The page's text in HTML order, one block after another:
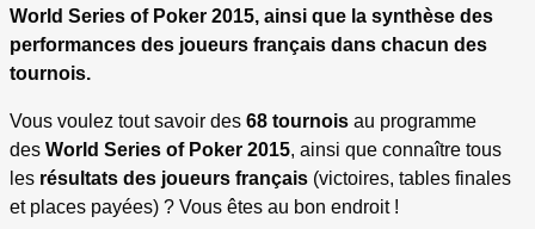
World Series of Poker 2015, ainsi que la synthèse des
performances des joueurs français dans chacun des
tournois.
Vous voulez tout savoir des 68 tournois au programme
des World Series of Poker 2015, ainsi que connaître tous
les résultats des joueurs français (victoires, tables finales
et places payées) ? Vous êtes au bon endroit !